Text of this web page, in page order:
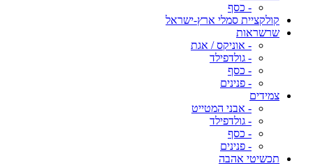
- כסף
קולקציית סמלי ארץ-ישראל
שרשראות
- אוניקס / אגת
- גולדפילד
- כסף
- פנינים
צמידים
- אבני המטייט
- גולדפילד
- כסף
- פנינים
תכשיטי אהבה